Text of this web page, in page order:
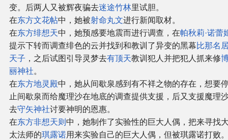
变。后两人又被辉夜骗去迷途竹林里试胆。
在东方文花帖中，她被射命丸文进行新闻取材。
在东方绯想天中，她预感要地震而进行调查，在帕秋莉·诺蕾
提示下转而调查绯色的云并找到和教训了异变的黑幕比那名
天子 ，之后试图引导灵梦去有顶天教训犯人并把犯人抓来修
丽神社。
在东方地灵殿中，她从间歇泉感到有不祥之物的存在，想要
止间歇泉而给魔理沙在地底的调查提供支援，后又支援魔理
去守矢神社讨要神明的恩惠。
在东方非想天则 中，她制作了实验性的巨大人偶，把来寻找
太法师的琪露诺用来实验自己的巨大人偶，但被琪露诺打败